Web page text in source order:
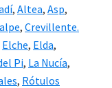
, Altea, Asp,
, Crevillente.
Elche, Elda,
Pi, La Nucía,
, Rótulos